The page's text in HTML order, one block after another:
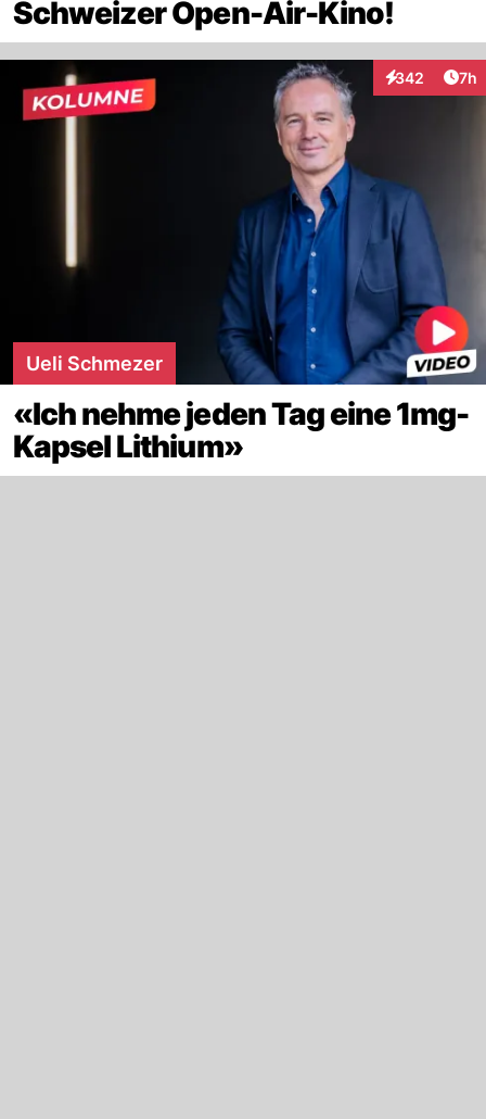
Schweizer Open-Air-Kino!
342
Interaktionen
7h
Ueli Schmezer
«Ich nehme jeden Tag eine 1mg-
Kapsel Lithium»